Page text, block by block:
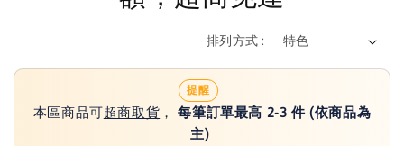
排列方式 :
提醒
本區商品可超商取貨 ，每筆訂單最高 2-3 件 (依商品為
主)